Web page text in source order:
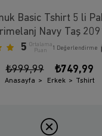
Basic Tshirt 5 li
Navy Taş
5 Ortalama
Puan
1 Değerlendirme
₺999,99 ₺749,99
Anasayfa Erkek Tshirt